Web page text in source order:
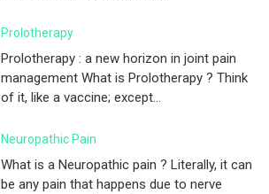
Prolotherapy
Prolotherapy : a new horizon in joint pain
management What is Prolotherapy ? Think
of it, like a vaccine; except...
Neuropathic Pain
What is a Neuropathic pain ? Literally, it can
be any pain that happens due to nerve